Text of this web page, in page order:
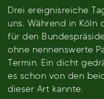
Drei ereignisreiche
uns. Während in Köln
für den
ohne nennenswerte
Termin. Ein dicht
es schon von den
dieser Art kannte.